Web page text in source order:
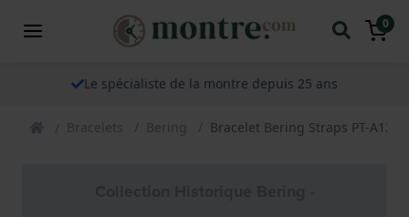
0
Le spécialiste de la montre depuis 25 ans
Bracelets Bering Bracelet Bering Straps PT-